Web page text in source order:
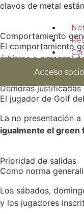
Acceso
clavos de metal
Comportamiento
El comportamiento
árbitros o personal
Demoras justificadas
El jugador de Golf
La no presentación
igualmente el green
Prioridad de salidas
Como norma
Los sábados,
y los jugadores